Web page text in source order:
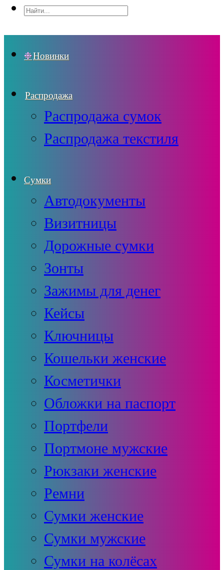
Новинки
Распродажа
Распродажа сумок
Распродажа текстиля
Сумки
Автодокументы
Визитницы
Дорожные сумки
Зонты
Зажимы для денег
Кейсы
Ключницы
Кошельки женские
Косметички
Обложки на паспорт
Портфели
Портмоне мужские
Рюкзаки женские
Ремни
Сумки женские
Сумки мужские
Сумки на колёсах